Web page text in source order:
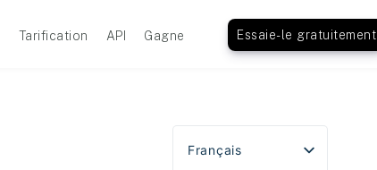
Tarification API Gagne Essaie-le gratuitement
Français